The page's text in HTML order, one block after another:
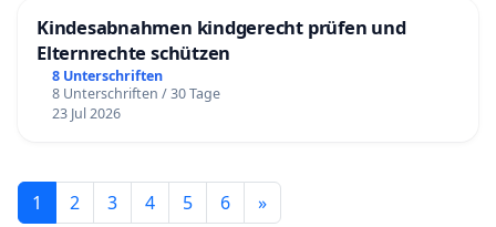
Kindesabnahmen kindgerecht prüfen und
Elternrechte schützen
8 Unterschriften
8 Unterschriften / 30 Tage
23 Jul 2026
1 2 3 4 5 6 »